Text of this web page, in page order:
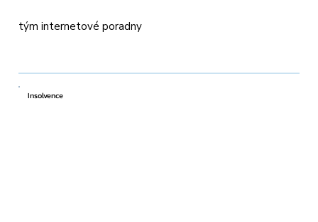
tým internetové poradny
Insolvence